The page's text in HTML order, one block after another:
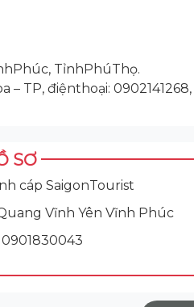
TỉnhPhúThọ.
TP, điệnthoại: 0902141268,
SƠ
cáp SaigonTourist
Vĩnh Yên Vĩnh Phúc